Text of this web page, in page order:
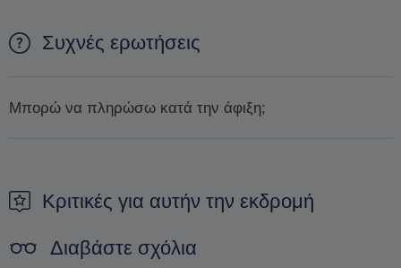
Συχνές ερωτήσεις
Μπορώ να πληρώσω κατά την άφιξη;
προκράτηση.
Κριτικές για αυτήν την εκδρομή
Διαβάστε σχόλια